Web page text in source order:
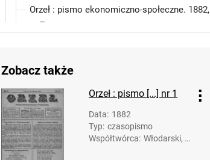
Orzeł : pismo ekonomiczno-społeczne. 1882,
nr 7
Orzeł : pismo ekonomiczno-społeczne. 1882,
nr 11
Orzeł : pismo ekonomiczno-społeczne. 1883
Zobacz także
Orzeł : pismo [...] nr 1
Data: 1882
Typ: czasopismo
Współtwórca: Włodarski, K